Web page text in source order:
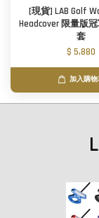
[現貨] LAB Golf
Headcover 限量版
套
$ 5,880
加入購物